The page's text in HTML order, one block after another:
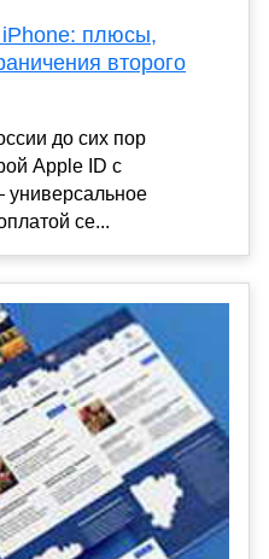
плюсы,
второго
до сих пор
Apple ID с
се...